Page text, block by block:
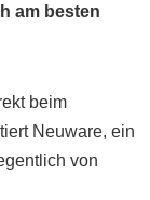
am besten
beim
Neuware, ein
von